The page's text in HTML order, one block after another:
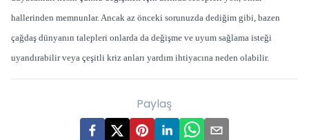
hallerinden memnunlar. Ancak az önceki sorunuzda dediğim gibi, bazen
çağdaş dünyanın talepleri onlarda da değişme ve uyum sağlama isteği
uyandırabilir veya çeşitli kriz anları yardım ihtiyacına neden olabilir.
Paylaş